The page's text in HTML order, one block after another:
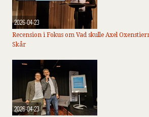
2026-04-23
Recension i Fokus om Vad skulle Axel
Skår
2026-04-23